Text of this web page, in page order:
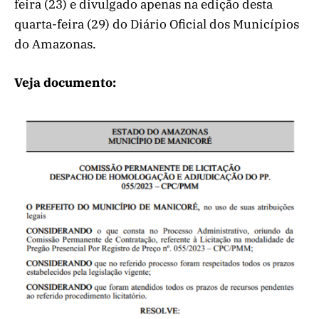
feira (23) e divulgado apenas na edição desta
quarta-feira (29) do Diário Oficial dos Municípios
do Amazonas.
Veja documento: